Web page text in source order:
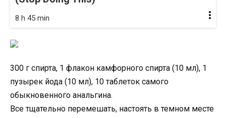
8 h 45 min
300 г спирта, 1 флакон камфорного спирта (10 мл), 1
пузырек йода (10 мл), 10 таблеток самого
обыкновенного анальгина.
Все тщательно перемешать, настоять в темном месте